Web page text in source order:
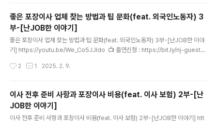
━━━━ 👆구독과 👍좋아요 🔔알림설정 🙏부탁드립니다. ━━━━━━━━
━━━━━━━━━━━━━━━━━ 헤드헌터 윤재홍의 난JOB한 이야기-
세상의 모든 직업 ━━━━━━━━━━━━━━━━━━━━━━━━
━ 📺 ..
좋은 포장이사 업체 찾는 방법과 팁 문화(feat. 외국인노동자) 3
부-[난JOB한 이야기]
좋은 포장이사 업체 찾는 방법과 팁 문화(feat. 외국인노동자) 3부-[난JOB한 이야
기] https://youtu.be/We_Co5JJIdo 📺 출연신청 : https://bit.ly/nj-guest🛒
📚 사람을 좋아하는 헤드헌터 책 : https://bit.ly/book-NJ💵 후원계좌 : 하나은행
━━━━━━👆구독과 👍좋아요 🔔알림설정 🙏부탁드립니다.━━━━━━━
━━━━━━━━━━━━━━━━━━헤드헌터 윤재홍의 난JOB한 이야
기-세상의 모든 직업━━━━━━━━━━━━━━━━━━━━━━━
━..
2 1 2025. 2. 9.
이사 전후 준비 사항과 포장이사 비용(feat. 이사 보험) 2부-[난
JOB한 이야기]
이사 전후 준비 사항과 포장이사 비용(feat. 이사 보험) 2부-[난JOB한 이야기] htt